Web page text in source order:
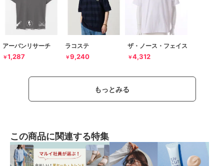
アーバンリサーチ
￥1,287
ラコステ
￥9,240
ザ・ノース・フェイス
￥4,312
もっとみる
この商品に関連する特集